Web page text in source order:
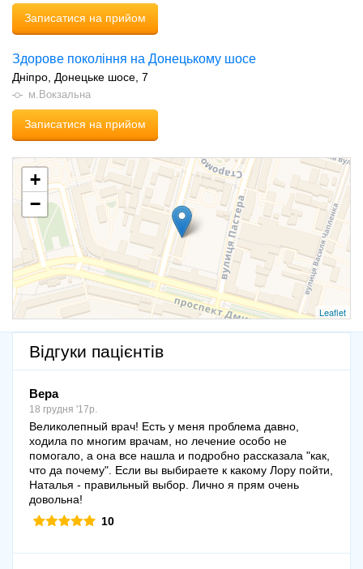
Записатися на прийом
Здорове покоління на Донецькому шосе
Дніпро Донецьке шосе, 7
м.Вокзальна
Записатися на прийом
+
−
Leaflet
Відгуки пацієнтів
Вера
18 грудня '17р.
Великолепный врач! Есть у меня проблема давно,
ходила по многим врачам, но лечение особо не
помогало, а она все нашла и подробно рассказала "как,
что да почему". Если вы выбираете к какому Лору пойти,
Наталья - правильный выбор. Лично я прям очень
довольна!
10